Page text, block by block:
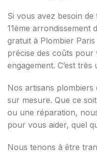
Si vous avez besoin
11ème arrondissement
gratuit à Plombier Paris
précise des coûts
engagement. C’est très
Nos artisans
sur mesure. Que ce
ou une réparation,
pour vous aider, quel
Nous tenons à être